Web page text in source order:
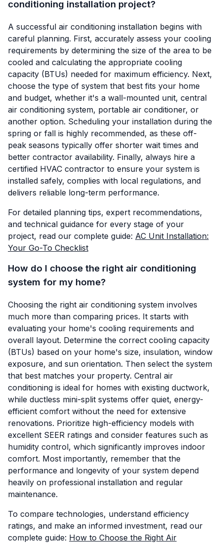
conditioning installation project?
A successful air conditioning installation begins with
careful planning. First, accurately assess your cooling
requirements by determining the size of the area to be
cooled and calculating the appropriate cooling
capacity (BTUs) needed for maximum efficiency. Next,
choose the type of system that best fits your home
and budget, whether it's a wall-mounted unit, central
air conditioning system, portable air conditioner, or
another option. Scheduling your installation during the
spring or fall is highly recommended, as these off-
peak seasons typically offer shorter wait times and
better contractor availability. Finally, always hire a
certified HVAC contractor to ensure your system is
installed safely, complies with local regulations, and
delivers reliable long-term performance.
For detailed planning tips, expert recommendations,
and technical guidance for every stage of your
project, read our complete guide: AC Unit Installation:
Your Go-To Checklist
How do I choose the right air conditioning
system for my home?
Choosing the right air conditioning system involves
much more than comparing prices. It starts with
evaluating your home's cooling requirements and
overall layout. Determine the correct cooling capacity
(BTUs) based on your home's size, insulation, window
exposure, and sun orientation. Then select the system
that best matches your property. Central air
conditioning is ideal for homes with existing ductwork,
while ductless mini-split systems offer quiet, energy-
efficient comfort without the need for extensive
renovations. Prioritize high-efficiency models with
excellent SEER ratings and consider features such as
humidity control, which significantly improves indoor
comfort. Most importantly, remember that the
performance and longevity of your system depend
heavily on professional installation and regular
maintenance.
To compare technologies, understand efficiency
ratings, and make an informed investment, read our
complete guide: How to Choose the Right Air